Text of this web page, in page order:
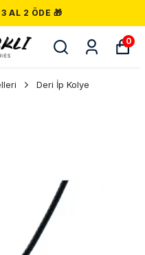
AL 2 ÖDE 🎁
0
Deri İp Kolye